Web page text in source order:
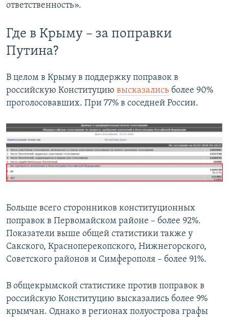
ответственность».
Где в Крыму – за поправки
Путина?
В целом в Крыму в поддержку поправок в
российскую Конституцию высказались более 90%
проголосовавших. При 77% в соседней России.
Больше всего сторонников конституционных
поправок в Первомайском районе – более 92%.
Показатели выше общей статистики также у
Сакского, Красноперекопского, Нижнегорского,
Советского районов и Симферополя – более 91%.
В общекрымской статистике против поправок в
российскую Конституцию высказались более 9%
крымчан. Однако в регионах полуострова графы